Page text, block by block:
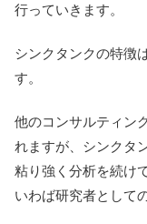
行っていきます。
シンクタンクの特徴
す。
他のコンサルティン
れますが、シンクタ
粘り強く分析を続け
いわば研究者として